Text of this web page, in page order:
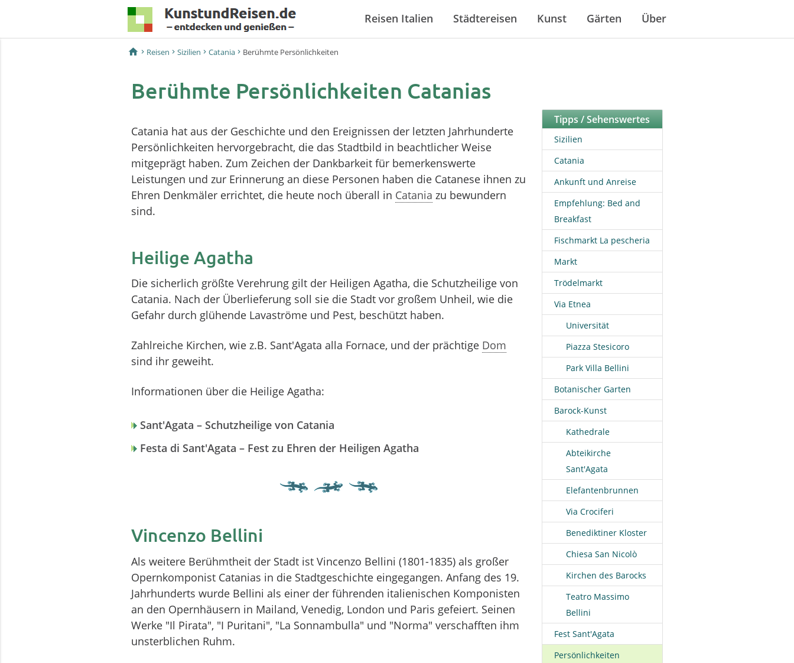
Reisen Italien Städtereisen Kunst Gärten Über
home Reisen Sizilien Catania Berühmte Persönlichkeiten
Berühmte Persönlichkeiten Catanias
Catania hat aus der Geschichte und den Ereignissen der letzten Jahrhunderte
Persönlichkeiten hervorgebracht, die das Stadtbild in beachtlicher Weise
mitgeprägt haben. Zum Zeichen der Dankbarkeit für bemerkenswerte
Leistungen und zur Erinnerung an diese Personen haben die Catanese ihnen zu
Ehren Denkmäler errichtet, die heute noch überall in Catania zu bewundern
sind.
Heilige Agatha
Die sicherlich größte Verehrung gilt der Heiligen Agatha, die Schutzheilige von
Catania. Nach der Überlieferung soll sie die Stadt vor großem Unheil, wie die
Gefahr durch glühende Lavaströme und Pest, beschützt haben.
Zahlreiche Kirchen, wie z.B. Sant'Agata alla Fornace, und der prächtige Dom
sind ihr geweiht.
Informationen über die Heilige Agatha:
Sant'Agata – Schutzheilige von Catania
Festa di Sant'Agata – Fest zu Ehren der Heiligen Agatha
Vincenzo Bellini
Als weitere Berühmtheit der Stadt ist Vincenzo Bellini (1801-1835) als großer
Opernkomponist Catanias in die Stadtgeschichte eingegangen. Anfang des 19.
Jahrhunderts wurde Bellini als einer der führenden italienischen Komponisten
an den Opernhäusern in Mailand, Venedig, London und Paris gefeiert. Seinen
Werke "Il Pirata", "I Puritani", "La Sonnambulla" und "Norma" verschafften ihm
unsterblichen Ruhm.
Tipps / Sehenswertes
Sizilien
Catania
Ankunft und Anreise
Empfehlung: Bed and
Breakfast
Fischmarkt La pescheria
Markt
Trödelmarkt
Via Etnea
Universität
Piazza Stesicoro
Park Villa Bellini
Botanischer Garten
Barock-Kunst
Kathedrale
Abteikirche
Sant'Agata
Elefantenbrunnen
Via Crociferi
Benediktiner Kloster
Chiesa San Nicolò
Kirchen des Barocks
Teatro Massimo
Bellini
Fest Sant'Agata
Persönlichkeiten